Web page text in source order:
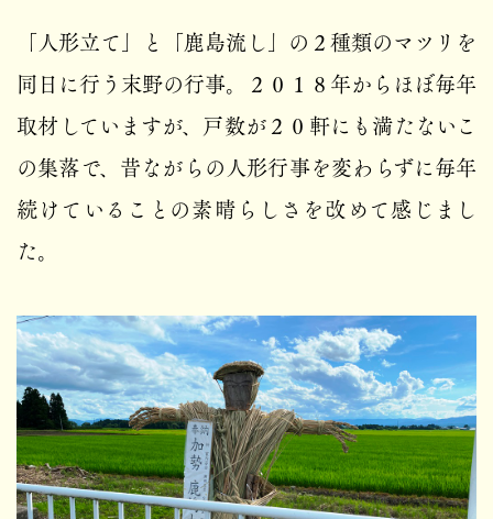
「人形立て」と「鹿島流し」の２種類のマツリを
同日に行う末野の行事。２０１８年からほぼ毎年
取材していますが、戸数が２０軒にも満たないこ
の集落で、昔ながらの人形行事を変わらずに毎年
続けていることの素晴らしさを改めて感じまし
た。